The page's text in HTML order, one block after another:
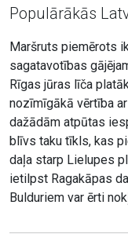
Populārākās
Maršruts piemērots
sagatavotības
Rīgas jūras līča
nozīmīgākā vērtība
dažādām atpūtas
blīvs taku tīkls, kas
daļa starp Lielupes
ietilpst Ragakāpas
Bulduriem var ērti